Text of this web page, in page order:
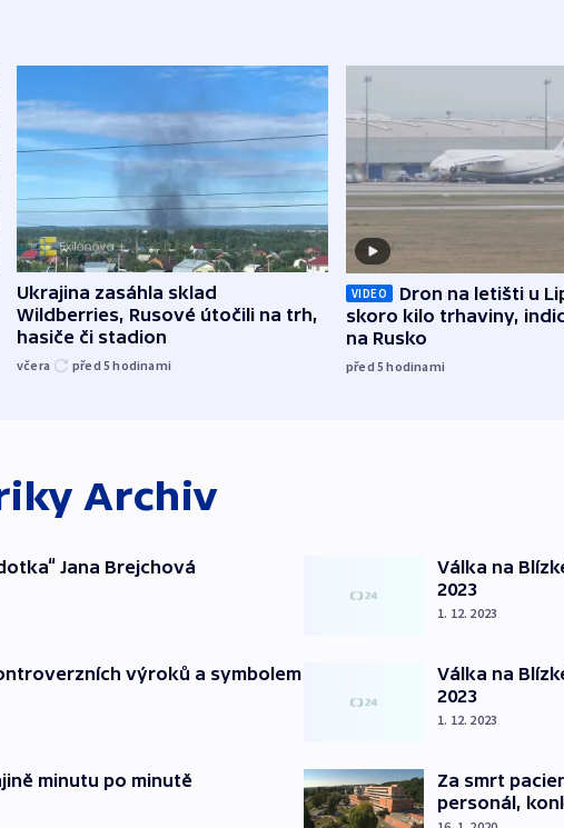
Ukrajina zasáhla sklad
Wildberries, Rusové útočili na trh,
hasiče či stadion
včera před 5hodinami
VIDEO
Dron na letišti u
skoro kilo trhaviny,
na Rusko
před 5hodinami
Archiv
Jana Brejchová
výroků a symbolem
minutu po minutě
Válka na
2023
1. 12. 2023
Válka na
2023
1. 12. 2023
Za smrt
personál,